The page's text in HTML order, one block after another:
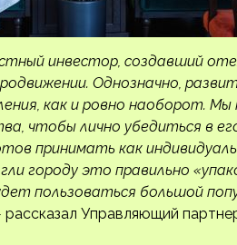
инвестор, создавший
Однозначно,
как и ровно наоборот. Мы
чтобы лично убедиться в
принимать как
городу это правильно
пользоваться большой
рассказал Управляющий